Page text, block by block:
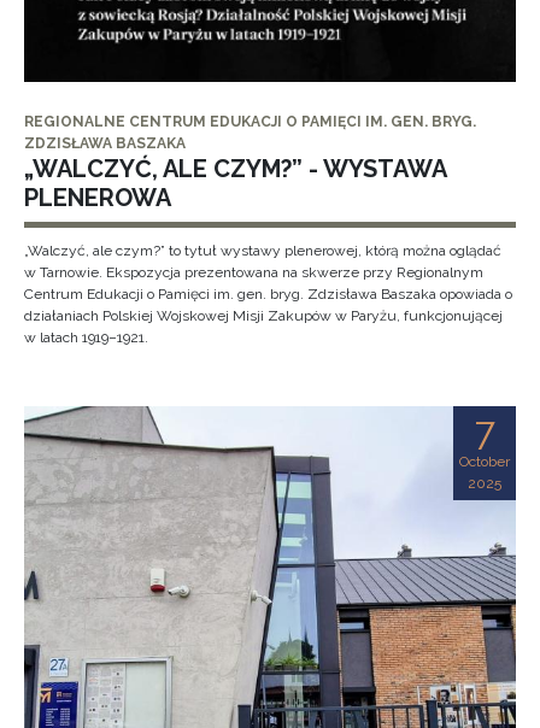
REGIONALNE CENTRUM EDUKACJI O PAMIĘCI IM. GEN. BRYG.
ZDZISŁAWA BASZAKA
„WALCZYĆ, ALE CZYM?” - WYSTAWA
PLENEROWA
„Walczyć, ale czym?” to tytuł wystawy plenerowej, którą można oglądać
w Tarnowie. Ekspozycja prezentowana na skwerze przy Regionalnym
Centrum Edukacji o Pamięci im. gen. bryg. Zdzisława Baszaka opowiada o
działaniach Polskiej Wojskowej Misji Zakupów w Paryżu, funkcjonującej
w latach 1919–1921.
7
October
2025